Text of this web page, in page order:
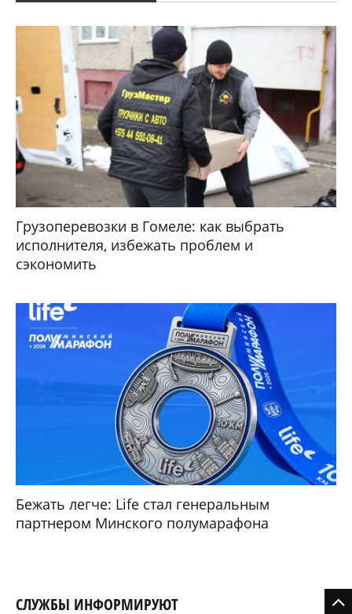
Грузоперевозки в Гомеле: как выбрать
исполнителя, избежать проблем и
сэкономить
Бежать легче: Life стал генеральным
партнером Минского полумарафона
СЛУЖБЫ ИНФОРМИРУЮТ